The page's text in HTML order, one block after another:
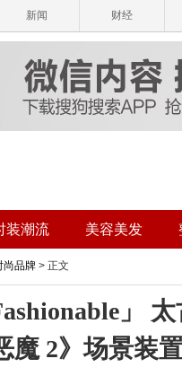
新闻 财经
装潮流 美容美发
尚品牌 > 正文
」
魔 2》场景装